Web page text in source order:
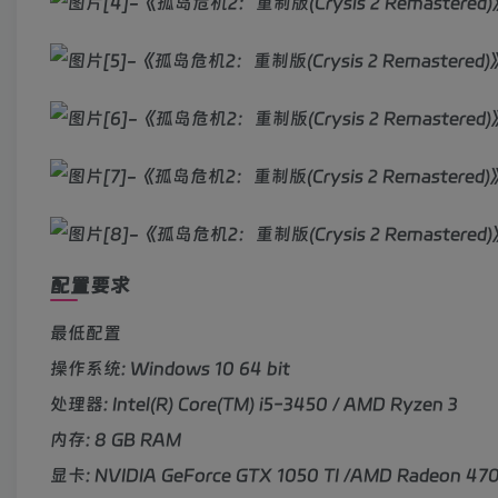
配置要求
最低配置
操作系统: Windows 10 64 bit
处理器: Intel(R) Core(TM) i5-3450 / AMD Ryzen 3
内存: 8 GB RAM
显卡: NVIDIA GeForce GTX 1050 TI /AMD Radeon